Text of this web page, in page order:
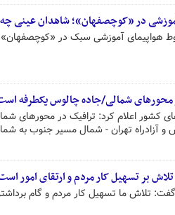
در «کوچصفهان»؛ شاهدان عینی
هواپیمای آموزشی سبک در «کوچصفهان»
محورهای شمالی/جاده چالوس یکطرفه
کشور اعلام کرد: ترافیک در محورهای
آزادراه تهران - شمال مسیر جنوب به
بر تسهیل کار مردم و ارتقای امور
تلاش ما تسهیل کار مردم و گام